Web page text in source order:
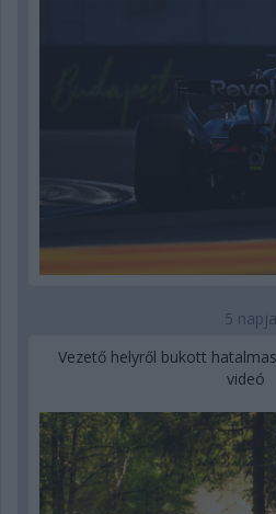
5 napja
Vezető helyről bukott
videó